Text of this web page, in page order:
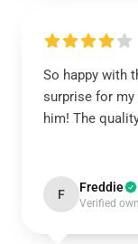
So happy with
surprise for my
him! The
F Freddie
Verified